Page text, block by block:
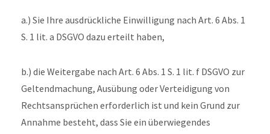
a.) Sie Ihre ausdrückliche Einwilligung nach Art. 6 Abs. 1
S. 1 lit. a DSGVO dazu erteilt haben,
b.) die Weitergabe nach Art. 6 Abs. 1 S. 1 lit. f DSGVO zur
Geltendmachung, Ausübung oder Verteidigung von
Rechtsansprüchen erforderlich ist und kein Grund zur
Annahme besteht, dass Sie ein überwiegendes